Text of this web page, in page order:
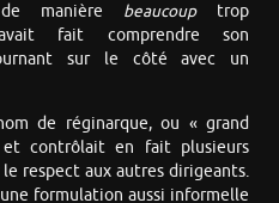
manière beaucoup trop
fait comprendre son
sur le côté avec un
de réginarque, ou « grand
et contrôlait en fait plusieurs
respect aux autres dirigeants.
formulation aussi informelle